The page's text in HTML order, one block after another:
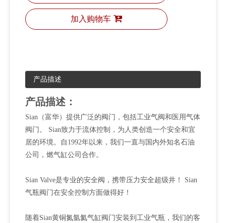
加入购物车
产品描述
产品描述：
Sian（富华）提供广泛的阀门，包括工业气阀和医用气体
阀门。 Sian致力于流体控制，为人类创造一个安全和宜
居的环境。自1992年以来，我们一直与国内外知名石油
公司，燃气缸公司合作。
Sian Valve是专业的安全阀，携带压力安全超级井！ Sian
气瓶阀门在安全控制方面做得好！
随着Sian黄铜氮氩氦气缸阀门安装到工业气瓶，我们的客